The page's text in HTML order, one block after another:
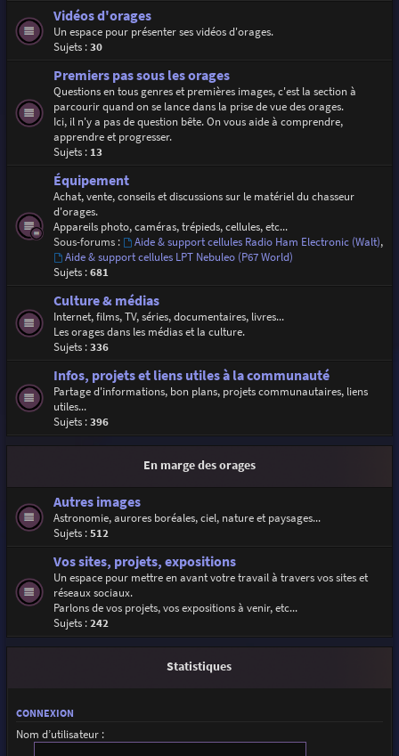
Vidéos d'orages
Un espace pour présenter ses vidéos d'orages.
Sujets :30
Premiers pas sous les orages
Questions en tous genres et premières images, c'est la section à
parcourir quand on se lance dans la prise de vue des orages.
Ici, il n'y a pas de question bête. On vous aide à comprendre,
apprendre et progresser.
Sujets : 13
Équipement
Achat, vente, conseils et discussions sur le matériel du chasseur
d'orages.
Appareils photo, caméras, trépieds, cellules, etc...
Sous-forums :
Aide & support cellules Radio Ham Electronic (Walt),
Aide & support cellules LPT Nebuleo (P67 World)
Sujets :681
Culture & médias
Internet, films, TV, séries, documentaires, livres...
Les orages dans les médias et la culture.
Sujets :336
Infos, projets et liens utiles à la communauté
Partage d'informations, bon plans, projets communautaires, liens
utiles...
Sujets :396
En marge des orages
Autres images
Astronomie, aurores boréales, ciel, nature et paysages...
Sujets :512
Vos sites, projets, expositions
Un espace pour mettre en avant votre travail à travers vos sites et
réseaux sociaux.
Parlons de vos projets, vos expositions à venir, etc...
Sujets :242
Statistiques
CONNEXION
Nom d’utilisateur :